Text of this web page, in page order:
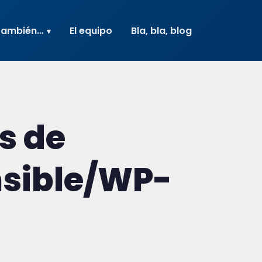
El equipo Bla, bla, blog
de
WP-